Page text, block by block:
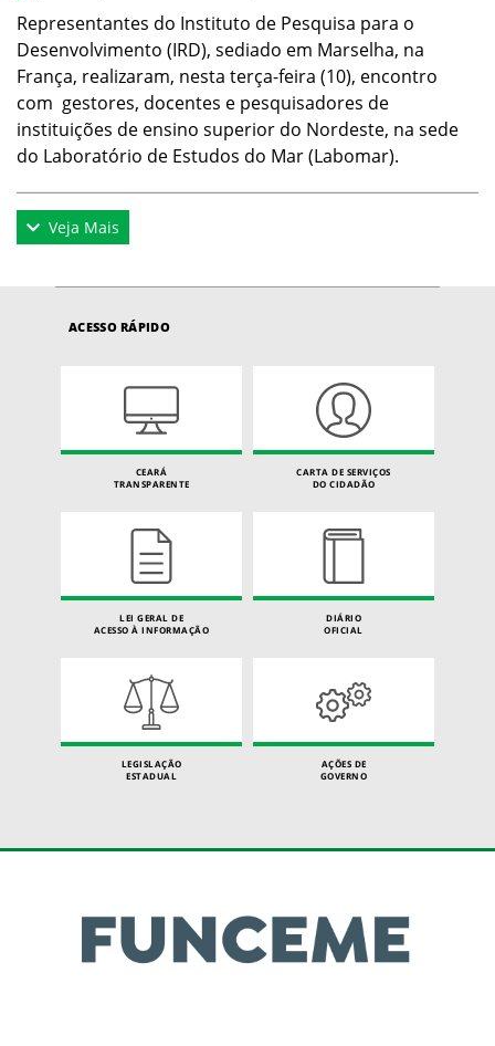
Representantes do Instituto de Pesquisa para o
Desenvolvimento (IRD), sediado em Marselha, na
França, realizaram, nesta terça-feira (10), encontro
com gestores, docentes e pesquisadores de
instituições de ensino superior do Nordeste, na sede
do Laboratório de Estudos do Mar (Labomar).
Veja Mais
ACESSO RÁPIDO
CEARÁ
TRANSPARENTE
CARTA DE SERVIÇOS
DO CIDADÃO
LEI GERAL DE
ACESSO À INFORMAÇÃO
DIÁRIO
OFICIAL
LEGISLAÇÃO
ESTADUAL
AÇÕES DE
GOVERNO